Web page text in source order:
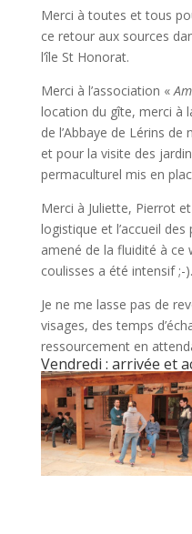
Merci à toutes et tous
ce retour aux sources
l’île St Honorat.
Merci à l’association «
location du gîte, merci à
de l’Abbaye de Lérins
et pour la visite des
permaculturel mis en
Merci à Juliette, Pierrot
logistique et l’accueil
amené de la fluidité à ce
coulisses a été intensif ;-).
Je ne me lasse pas de
visages, des temps
ressourcement en
Vendredi : arrivée et